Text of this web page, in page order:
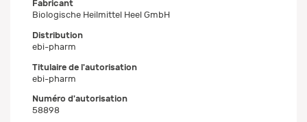
Fabricant
Biologische Heilmittel Heel GmbH
Distribution
ebi-pharm
Titulaire de l'autorisation
ebi-pharm
Numéro d'autorisation
58898